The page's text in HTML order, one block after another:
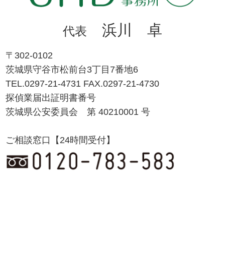
代表 浜川 卓
〒302-0102
茨城県守谷市松前台3丁目7番地6
TEL.0297-21-4731 FAX.0297-21-4730
探偵業届出証明書番号
茨城県公安委員会 第 40210001 号
ご相談窓口【24時間受付】